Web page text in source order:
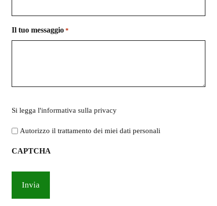
Il tuo messaggio *
legga
l'informativa
privacy
Si legga l'informativa sulla privacy
Autorizzo il trattamento dei miei dati personali
CAPTCHA